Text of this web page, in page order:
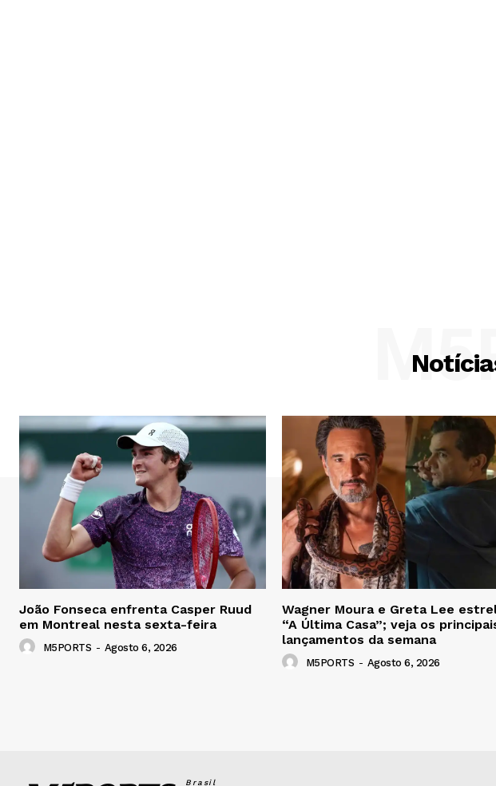
João Fonseca enfrenta Casper Ruud
em Montreal nesta sexta-feira
M5PORTS - Agosto 6, 2026
Wagner Moura e Greta Lee
“A Última Casa”; veja os
lançamentos da semana
M5PORTS - Agosto 6, 2026
Brasil